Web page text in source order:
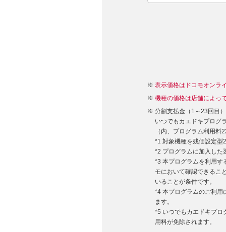
表示価格はドコモオンラ
機種の価格は店舗によっ
分割支払金（1～23回目
いつでもカエドキプログ
（内、プログラム利用料
*1 対象機種を残価設定型
*2 プログラムに加入した
*3 本プログラムを利用す
モにおいて確認できるこ
いることが条件です。
*4 本プログラムのご利用
ます。
*5 いつでもカエドキプロ
用料が免除されます。